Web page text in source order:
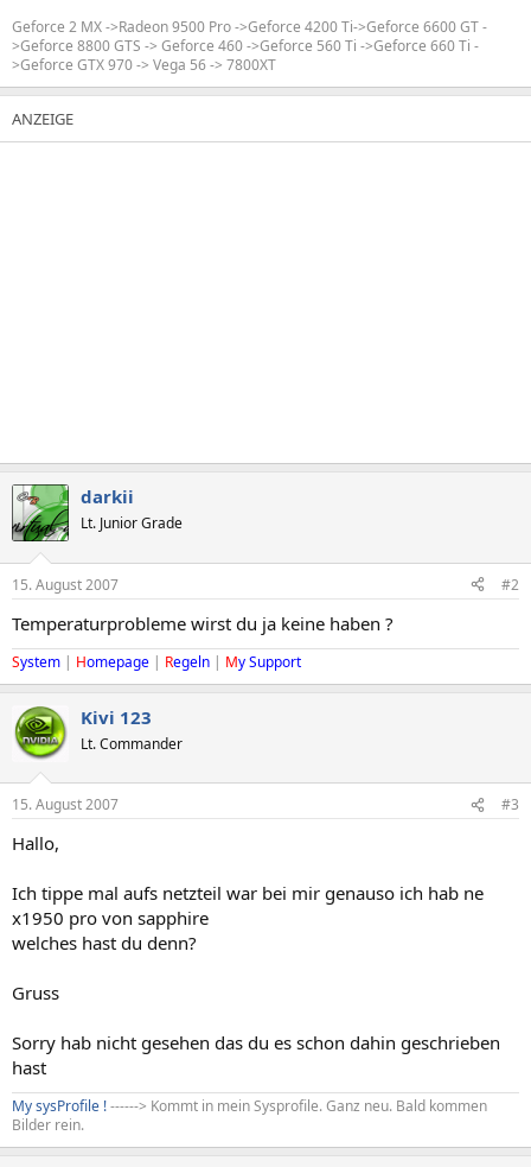
Geforce 2 MX ->Radeon 9500 Pro ->Geforce 4200 Ti->Geforce 6600 GT -
>Geforce 8800 GTS -> Geforce 460 ->Geforce 560 Ti ->Geforce 660 Ti -
>Geforce GTX 970 -> Vega 56 -> 7800XT
darkii
Lt. Junior Grade
15. August 2007 #2
Temperaturprobleme wirst du ja keine haben ?
System | Homepage | Regeln | My Support
Kivi 123
Lt. Commander
15. August 2007 #3
Hallo,
Ich tippe mal aufs netzteil war bei mir genauso ich hab ne
x1950 pro von sapphire
welches hast du denn?
Gruss
Sorry hab nicht gesehen das du es schon dahin geschrieben
hast
My sysProfile !------> Kommt in mein Sysprofile. Ganz neu. Bald kommen
Bilder rein.